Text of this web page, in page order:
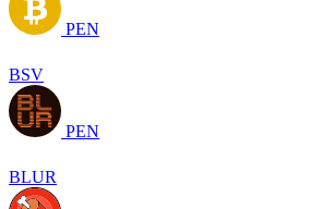
PEN
BSV
PEN
BLUR